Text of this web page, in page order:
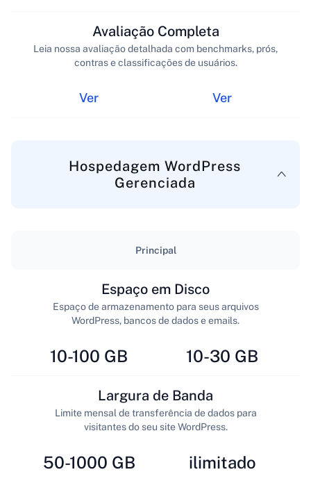
Ver
Avaliação Completa
Leia nossa avaliação detalhada com benchmarks, prós,
contras e classificações de usuários.
Ver
Hospedagem WordPress
Gerenciada
Principal
10-100 GB
Espaço em Disco
Espaço de armazenamento para seus arquivos
WordPress, bancos de dados e emails.
10-30 GB
50-1000 GB
Largura de Banda
Limite mensal de transferência de dados para
visitantes do seu site WordPress.
ilimitado